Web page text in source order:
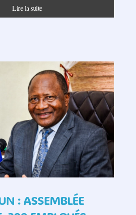
Lire la suite
: ASSEMBLÉE